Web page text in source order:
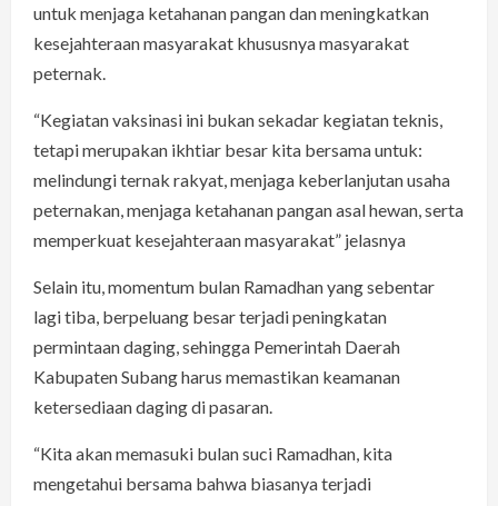
untuk menjaga ketahanan pangan dan meningkatkan
kesejahteraan masyarakat khususnya masyarakat
peternak.
“Kegiatan vaksinasi ini bukan sekadar kegiatan teknis,
tetapi merupakan ikhtiar besar kita bersama untuk:
melindungi ternak rakyat, menjaga keberlanjutan usaha
peternakan, menjaga ketahanan pangan asal hewan, serta
memperkuat kesejahteraan masyarakat” jelasnya
Selain itu, momentum bulan Ramadhan yang sebentar
lagi tiba, berpeluang besar terjadi peningkatan
permintaan daging, sehingga Pemerintah Daerah
Kabupaten Subang harus memastikan keamanan
ketersediaan daging di pasaran.
“Kita akan memasuki bulan suci Ramadhan, kita
mengetahui bersama bahwa biasanya terjadi